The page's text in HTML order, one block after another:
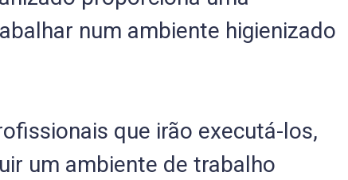
num ambiente higienizado
que irão executá-los,
um ambiente de trabalho